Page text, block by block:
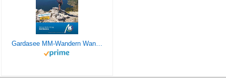
Gardasee MM-Wandern Wanderführer Michael Müller Verlag: Wanderführer mit GPS-kartierten Wanderungen